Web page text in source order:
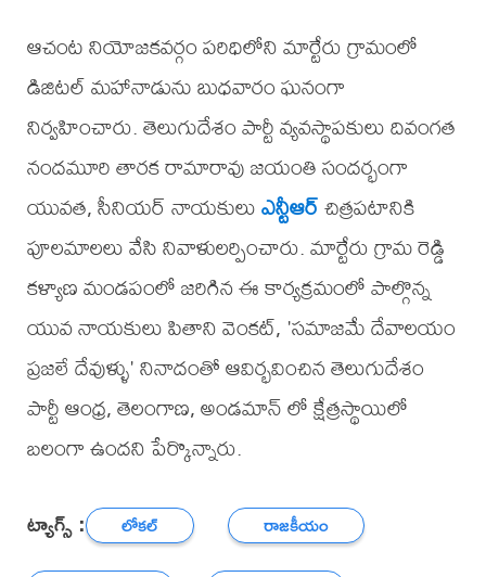
ఆచంట నియోజకవర్గం పరిధిలోని మార్టేరు గ్రామంలో
డిజిటల్ మహానాడును బుధవారం ఘనంగా
నిర్వహించారు. తెలుగుదేశం పార్టీ వ్యవస్థాపకులు దివంగత
నందమూరి తారక రామారావు జయంతి సందర్భంగా
యువత, సీనియర్ నాయకులుఎన్టీఆర్చిత్రపటానికి
పూలమాలలు వేసి నివాళులర్పించారు. మార్టేరు గ్రామ రెడ్డి
కళ్యాణ మండపంలో జరిగిన ఈ కార్యక్రమంలో పాల్గొన్న
యువ నాయకులు పితాని వెంకట్, 'సమాజమే దేవాలయం
ప్రజలే దేవుళ్ళు' నినాదంతో ఆవిర్భవించిన తెలుగుదేశం
పార్టీ ఆంధ్ర, తెలంగాణ, అండమాన్ లో క్షేత్రస్థాయిలో
బలంగా ఉందని పేర్కొన్నారు.
ట్యాగ్స్ : లోకల్
రాజకీయం